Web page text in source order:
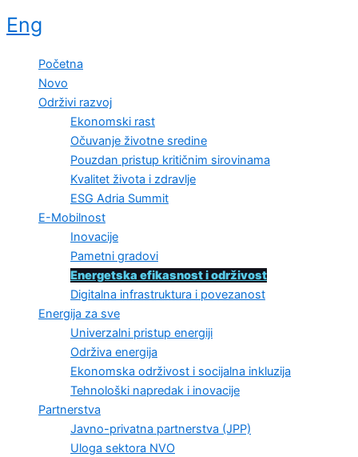
Eng
Početna
Novo
Održivi razvoj
Ekonomski rast
Očuvanje životne sredine
Pouzdan pristup kritičnim sirovinama
Kvalitet života i zdravlje
ESG Adria Summit
E-Mobilnost
Inovacije
Pametni gradovi
Energetska efikasnost i održivost
Digitalna infrastruktura i povezanost
Energija za sve
Univerzalni pristup energiji
Održiva energija
Ekonomska održivost i socijalna inkluzija
Tehnološki napredak i inovacije
Partnerstva
Javno-privatna partnerstva (JPP)
Uloga sektora NVO